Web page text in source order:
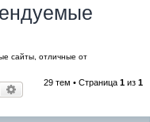
сайты, отличные от
Поиск Расширенный поиск
29 тем • Страница 1 из 1